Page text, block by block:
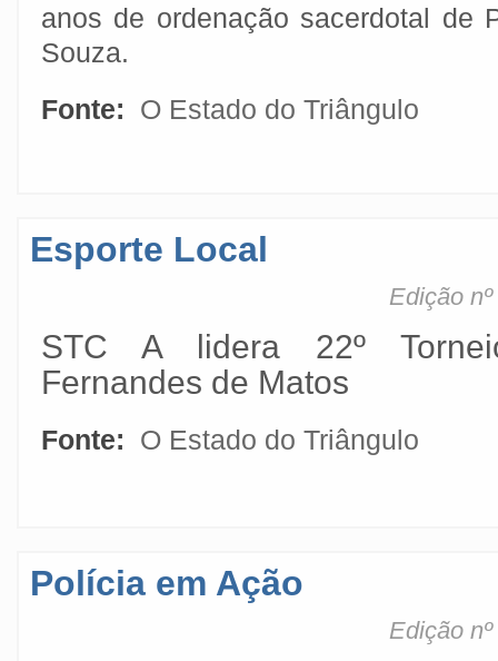
anos de ordenação sacerdotal de
Souza.
Fonte:
O Estado do Triângulo
Esporte Local
Edição
STC A lidera 22º
Fernandes de Matos
Fonte: O Estado do Triângulo
Polícia em Ação
Edição